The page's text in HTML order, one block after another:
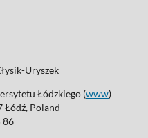
Uryszek
Łódzkiego (www)
Łódź, Poland
86